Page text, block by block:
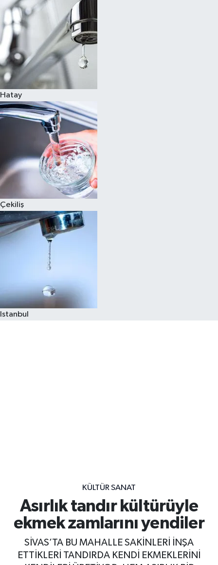
Hatay
Çekiliş
Istanbul
KÜLTÜR SANAT
Asırlık tandır kültürüyle
ekmek zamlarını yendiler
SİVAS’TA BU MAHALLE SAKİNLERİ İNŞA
ETTİKLERİ TANDIRDA KENDİ EKMEKLERİNİ